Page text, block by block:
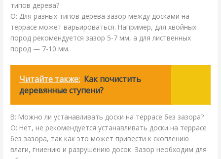
типов дерева?
О: Для разных типов дерева зазор между досками на
террасе может варьироваться. Например, для хвойных
пород рекомендуется зазор 5-7 мм, а для лиственных
пород — 7-10 мм.
Читайте также: Как почистить
деревянные ступени?
В: Можно ли устанавливать доски на террасе без зазора?
О: Нет, не рекомендуется устанавливать доски на террасе
без зазора, так как это может привести к скоплению
влаги, гниению и разрушению досок. Зазор необходим для